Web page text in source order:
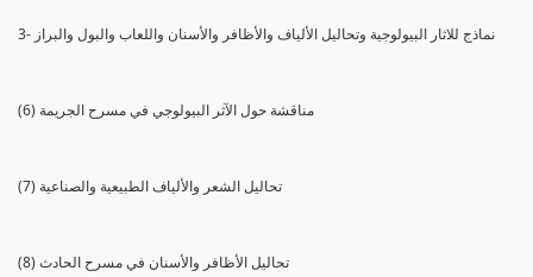
3- نماذج للاثار البيولوجية وتحاليل الألياف والأظافر والأسنان واللعاب والبول والبراز
(6) مناقشة حول الآثر البيولوجي في مسرح الجريمة
(7) تحاليل الشعر والألياف الطبيعية والصناعية
(8) تحاليل الأظافر والأسنان في مسرح الحادث